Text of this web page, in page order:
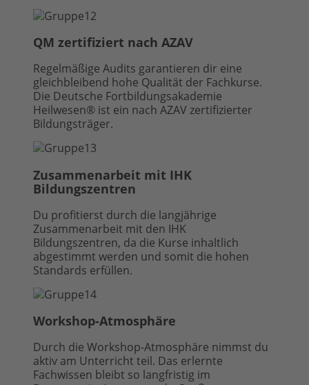
QM zertifiziert nach AZAV
Regelmäßige Audits garantieren dir eine
gleichbleibend hohe Qualität der Fachkurse.
Die Deutsche Fortbildungsakademie
Heilwesen® ist ein nach AZAV zertifizierter
Bildungsträger.
Zusammenarbeit mit IHK
Bildungszentren
Du profitierst durch die langjährige
Zusammenarbeit mit den IHK
Bildungszentren, da die Kurse inhaltlich
abgestimmt werden und somit die hohen
Standards erfüllen.
Workshop-Atmosphäre
Durch die Workshop-Atmosphäre nimmst du
aktiv am Unterricht teil. Das erlernte
Fachwissen bleibt so langfristig im